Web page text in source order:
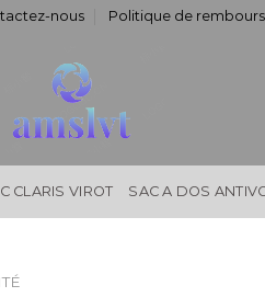
nous Politique de
CLARIS VIROT SAC A DOS